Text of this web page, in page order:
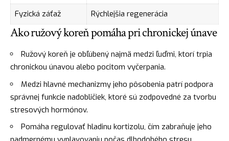
Fyzická záťaž
Rýchlejšia regenerácia
Ako ružový koreň pomáha pri chronickej únave
Ružový koreň je obľúbený najmä medzi ľuďmi, ktorí trpia
chronickou únavou alebo pocitom vyčerpania.
Medzi hlavné mechanizmy jeho pôsobenia patrí podpora
správnej funkcie nadobličiek, ktoré sú zodpovedné za tvorbu
stresových hormónov.
Pomáha regulovať hladinu kortizolu, čím zabraňuje jeho